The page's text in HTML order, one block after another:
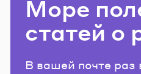
Море
статей о
В вашей почте раз